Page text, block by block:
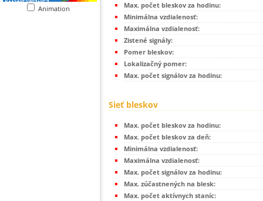
Animation
Max. počet bleskov za hodinu:
Minimálna vzdialenosť:
Maximálna vzdialenosť:
Zistené signály:
Pomer bleskov:
Lokalizačný pomer:
Max. počet signálov za hodinu:
Sieť bleskov
Max. počet bleskov za hodinu:
Max. počet bleskov za deň:
Minimálna vzdialenosť:
Maximálna vzdialenosť:
Max. počet signálov za hodinu:
Max. zúčastnených na blesk:
Max. počet aktívnych staníc: